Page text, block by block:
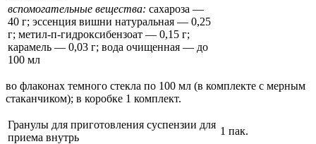
вспомогательные вещества: сахароза —
40 г; эссенция вишни натуральная — 0,25
г; метил-п-гидроксибензоат — 0,15 г;
карамель — 0,03 г; вода очищенная — до
100 мл
во флаконах темного стекла по 100 мл (в комплекте с мерным
стаканчиком); в коробке 1 комплект.
Гранулы для приготовления суспензии для
приема внутрь
1 пак.